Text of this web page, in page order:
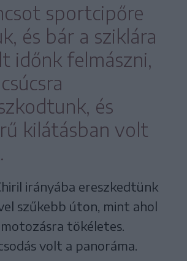
sportcipőre
és bár a sziklára
időnk felmászni,
és
kilátásban volt
irányába ereszkedtünk
szűkebb úton, mint ahol
tökéletes.
volt a panoráma.